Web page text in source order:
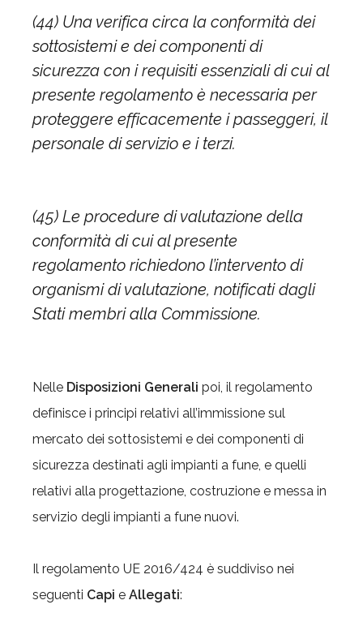
(44) Una verifica circa la conformità dei
sottosistemi e dei componenti di
sicurezza con i requisiti essenziali di cui al
presente regolamento è necessaria per
proteggere efficacemente i passeggeri, il
personale di servizio e i terzi.
(45) Le procedure di valutazione della
conformità di cui al presente
regolamento richiedono l’intervento di
organismi di valutazione, notificati dagli
Stati membri alla Commissione.
Nelle Disposizioni Generali poi, il regolamento
definisce i principi relativi all’immissione sul
mercato dei sottosistemi e dei componenti di
sicurezza destinati agli impianti a fune, e quelli
relativi alla progettazione, costruzione e messa in
servizio degli impianti a fune nuovi.
Il regolamento UE 2016/424 è suddiviso nei
seguenti Capi e Allegati: